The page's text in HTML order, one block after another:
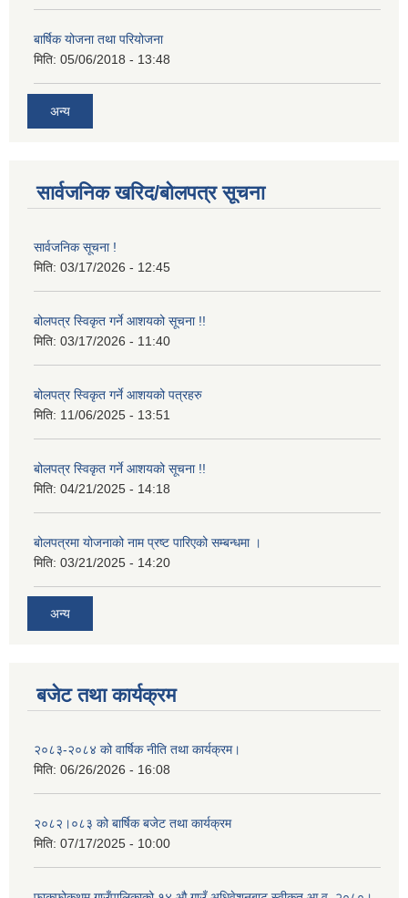
बार्षिक योजना तथा परियोजना
मिति: 05/06/2018 - 13:48
अन्य
सार्वजनिक खरिद/बोलपत्र सूचना
सार्वजनिक सूचना !
मिति: 03/17/2026 - 12:45
बोलपत्र स्विकृत गर्ने आशयको सूचना !!
मिति: 03/17/2026 - 11:40
बोलपत्र स्विकृत गर्ने आशयको पत्रहरु
मिति: 11/06/2025 - 13:51
बोलपत्र स्विकृत गर्ने आशयको सूचना !!
मिति: 04/21/2025 - 14:18
बोलपत्रमा योजनाको नाम प्रष्ट पारिएको सम्बन्धमा ।
मिति: 03/21/2025 - 14:20
अन्य
बजेट तथा कार्यक्रम
२०८३-२०८४ को वार्षिक नीति तथा कार्यक्रम।
मिति: 06/26/2026 - 16:08
२०८२।०८३ को बार्षिक बजेट तथा कार्यक्रम
मिति: 07/17/2025 - 10:00